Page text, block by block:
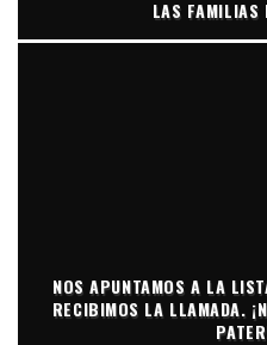
LAS FAMILIAS
NOS APUNTAMOS A LA
RECIBIMOS LA LLAMADA.